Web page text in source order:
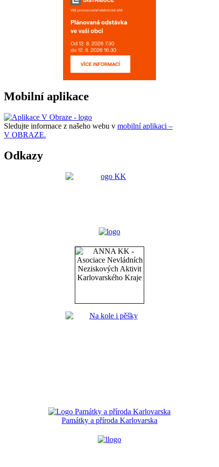
Mobilní aplikace
Sledujte informace z našeho webu v mobilní aplikaci –
V OBRAZE.
Odkazy
Památky a příroda Karlovarska